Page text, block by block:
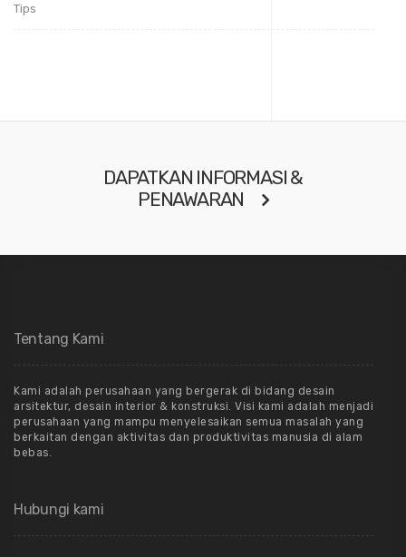
Tips
DAPATKAN INFORMASI &
PENAWARAN
Tentang Kami
Kami adalah perusahaan yang bergerak di bidang desain
arsitektur, desain interior & konstruksi. Visi kami adalah menjadi
perusahaan yang mampu menyelesaikan semua masalah yang
berkaitan dengan aktivitas dan produktivitas manusia di alam
bebas.
Hubungi kami